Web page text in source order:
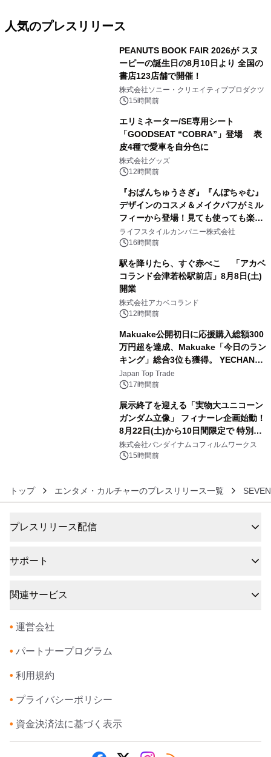
人気のプレスリリース
PEANUTS BOOK FAIR 2026が スヌ
ーピーの誕生日の8月10日より 全国の
書店123店舗で開催！
株式会社ソニー・クリエイティブプロダクツ
15時間前
エリミネーター/SE専用シート
「GOODSEAT “COBRA”」登場 表
皮4種で愛車を自分色に
株式会社グッズ
12時間前
『おぱんちゅうさぎ』『んぽちゃむ』
デザインのコスメ＆メイクパフがミル
フィーから登場！見ても使っても楽し
い、ポップでキュートなコレクショ
ン。
ライフスタイルカンパニー株式会社
16時間前
駅を降りたら、すぐ赤べこ 「アカベ
コランド会津若松駅前店」8月8日(土)
開業
株式会社アカベコランド
12時間前
Makuake公開初日に応援購入総額300
万円超を達成、Makuake「今日のラン
キング」総合3位も獲得。 YECHAN音
浴シンギングボウル第2弾の大型サイ
ズ（XL・2XL・3XL）を先行販売中
Japan Top Trade
17時間前
展示終了を迎える「実物大ユニコーン
ガンダム立像」 フィナーレ企画始動！
8月22日(土)から10日間限定で 特別映
像『UNICORN GUNDAM Statue ―
BEYOND POSSIBILITY ―』を上映！
株式会社バンダイナムコフィルムワークス
15時間前
トップ エンタメ・カルチャーのプレスリリース一覧
プレスリリース配信
サポート
関連サービス
• 運営会社
• パートナープログラム
• 利用規約
• プライバシーポリシー
• 資金決済法に基づく表示